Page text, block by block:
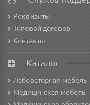
Реквизиты
Типовой договор
Контакты
Каталог
Лабораторная мебель
Медицинская мебель